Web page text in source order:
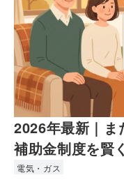
2026年最新｜ま
補助金制度を賢
電気・ガス